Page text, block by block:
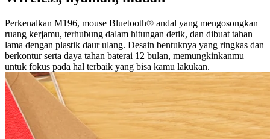
Perkenalkan M196, mouse Bluetooth® andal yang mengosongkan
ruang kerjamu, terhubung dalam hitungan detik, dan dibuat tahan
lama dengan plastik daur ulang. Desain bentuknya yang ringkas dan
berkontur serta daya tahan baterai 12 bulan, memungkinkanmu
untuk fokus pada hal terbaik yang bisa kamu lakukan.